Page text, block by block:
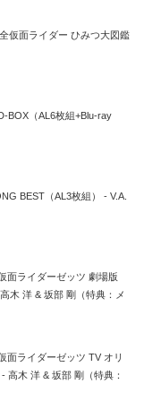
仮面ライダー ひみつ大図鑑
BOX（AL6枚組+Blu-ray
BEST（AL3枚組） - V.A.
面ライダーゼッツ 劇場版
木 洋 & 坂部 剛（特典：メ
面ライダーゼッツ TV オリ
高木 洋 & 坂部 剛（特典：